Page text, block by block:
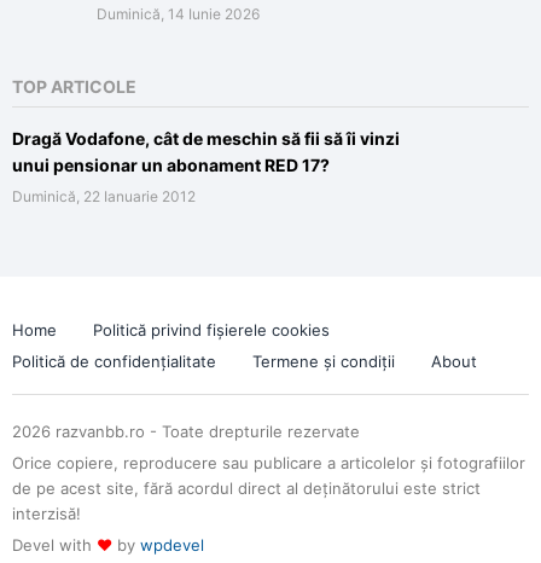
Duminică, 14 Iunie 2026
TOP ARTICOLE
Dragă Vodafone, cât de meschin să fii să îi vinzi
unui pensionar un abonament RED 17?
Duminică, 22 Ianuarie 2012
Home
Politică privind fișierele cookies
Politică de confidențialitate
Termene și condiții About
2026 razvanbb.ro - Toate drepturile rezervate
Orice copiere, reproducere sau publicare a articolelor și fotografiilor
de pe acest site, fără acordul direct al deținătorului este strict
interzisă!
Devel with ♥ by wpdevel